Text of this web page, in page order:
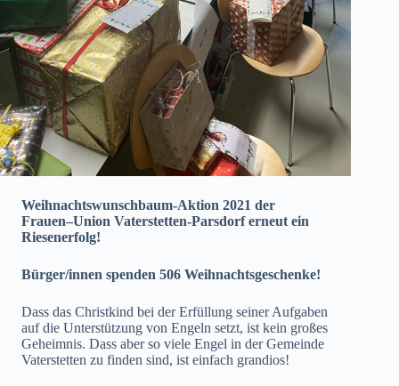
Weihnachtswunschbaum-Aktion 2021 der
Frauen–Union Vaterstetten-Parsdorf erneut ein
Riesenerfolg!
Bürger/innen spenden 506 Weihnachtsgeschenke!
Dass das Christkind bei der Erfüllung seiner Aufgaben
auf die Unterstützung von Engeln setzt, ist kein großes
Geheimnis. Dass aber so viele Engel in der Gemeinde
Vaterstetten zu finden sind, ist einfach grandios!